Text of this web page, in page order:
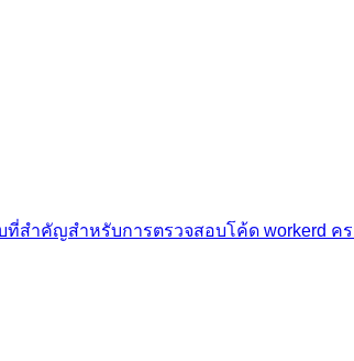
ำคัญสำหรับการตรวจสอบโค้ด workerd ค